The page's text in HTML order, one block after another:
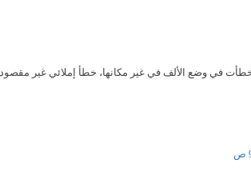
في وضع الألف في غير مكانها، خطأ إملائي غير مقصود.